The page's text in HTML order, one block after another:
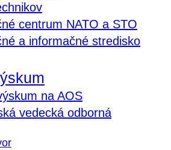
centrum NATO a STO
a informačné stredisko
na AOS
vedecká odborná